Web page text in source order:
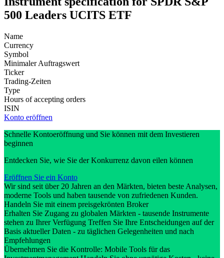
500 Leaders UCITS ETF
Name
Currency
Symbol
Minimaler Auftragswert
Ticker
Trading-Zeiten
Type
Hours of accepting orders
ISIN
Konto eröffnen
Schnelle Kontoeröffnung und Sie können mit dem Investieren
beginnen
Entdecken Sie, wie Sie der Konkurrenz davon eilen können
Eröffnen Sie ein Konto
Wir sind seit über 20 Jahren an den Märkten, bieten beste Analysen,
moderne Tools und haben tausende von zufriedenen Kunden.
Handeln Sie mit einem preisgekrönten Broker
Erhalten Sie Zugang zu globalen Märkten - tausende Instrumente
stehen zu Ihrer Verfügung Treffen Sie Ihre Entscheidungen auf der
Basis aktueller Daten - zu täglichen Gelegenheiten und nach
Empfehlungen
Übernehmen Sie die Kontrolle: Mobile Tools für das